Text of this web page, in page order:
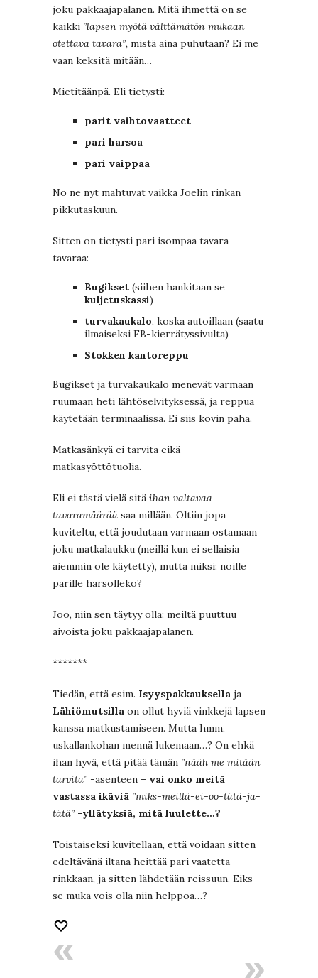
joku pakkaajapalanen. Mitä ihmettä on se
kaikki ”lapsen myötä välttämätön mukaan
otettava tavara”, mistä aina puhutaan? Ei me
vaan keksitä mitään…
Mietitäänpä. Eli tietysti:
parit vaihtovaatteet
pari harsoa
pari vaippaa
No ne nyt mahtuvat vaikka Joelin rinkan
pikkutaskuun.
Sitten on tietysti pari isompaa tavara-
tavaraa:
Bugikset (siihen hankitaan se
kuljetuskassi)
turvakaukalo, koska autoillaan (saatu
ilmaiseksi FB-kierrätyssivulta)
Stokken kantoreppu
Bugikset ja turvakaukalo menevät varmaan
ruumaan heti lähtöselvityksessä, ja reppua
käytetään terminaalissa. Ei siis kovin paha.
Matkasänkyä ei tarvita eikä
matkasyöttötuolia.
Eli ei tästä vielä sitä ihan valtavaa
tavaramäärää saa millään. Oltiin jopa
kuviteltu, että joudutaan varmaan ostamaan
joku matkalaukku (meillä kun ei sellaisia
aiemmin ole käytetty), mutta miksi: noille
parille harsolleko?
Joo, niin sen täytyy olla: meiltä puuttuu
aivoista joku pakkaajapalanen.
*******
Tiedän, että esim. Isyyspakkauksella ja
Lähiömutsilla on ollut hyviä vinkkejä lapsen
kanssa matkustamiseen. Mutta hmm,
uskallankohan mennä lukemaan…? On ehkä
ihan hyvä, että pitää tämän ”nääh me mitään
tarvita” -asenteen – vai onko meitä
vastassa ikäviä ”miks-meillä-ei-oo-tätä-ja-
tätä” -yllätyksiä, mitä luulette…?
Toistaiseksi kuvitellaan, että voidaan sitten
edeltävänä iltana heittää pari vaatetta
rinkkaan, ja sitten lähdetään reissuun. Eiks
se muka vois olla niin helppoa…?